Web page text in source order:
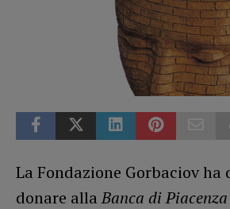
La Fondazione Gorbaciov ha
donare allaBanca di Piacenza